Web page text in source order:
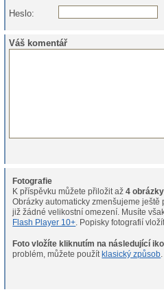
Heslo:
Váš komentář
Fotografie
K příspěvku můžete přiložit až4 obrázky
Obrázky automaticky zmenšujeme
již žádné
Flash Player 10+ . Popisky fotografií
Foto vložíte kliknutím na následující
problém, můžete použít klasický způsob.